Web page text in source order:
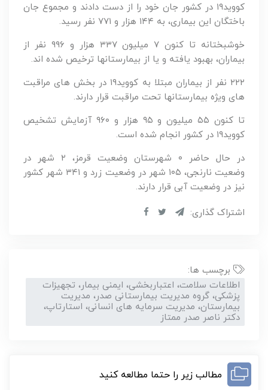
کووید۱۹ در کشور جان خود را از دست دادند و مجموع جان
باختگان این بیماری، به ۱۴۴ هزار و ۷۷۱ نفر رسید.
خوشبختانه تا کنون ۷ میلیون ۳۳۷ هزار و ۹۹۶ نفر از
بیماران، بهبود یافته و یا از بیمارستانها ترخیص شده اند.
۲۲۲ نفر از بیماران مبتلا به کووید۱۹ در بخش های مراقبت
های ویژه بیمارستانها تحت مراقبت قرار دارند.
تا کنون ۵۵ میلیون و ۹۵ هزار و ۹۶۰ آزمایش تشخیص
کووید۱۹ در کشور انجام شده است.
در حال حاضر ۰ شهرستان وضعیت قرمز، ۲ شهر در
وضعیت نارنجی، ۱۰۵ شهر در وضعیت زرد و ۳۴۱ شهر کشور
نیز در وضعیت آبی قرار دارند.
اشتراک گذاری:
برچسب ها:
اطلاعات سلامت، اعتباربخشی، ایمنی بیمار، تجهیزات
پزشکی، گروه مدیریت بیمارستانی صدر، مدیریت
بیمارستان، مدیریت سرمایه های انسانی، استارتاپ،
دکتر ناصر صدر ممتاز
مطالب زیر را حتما مطالعه کنید